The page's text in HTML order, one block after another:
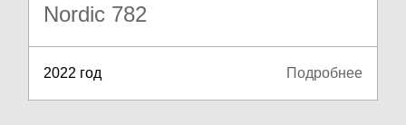
Nordic 782
2022 год Подробнее